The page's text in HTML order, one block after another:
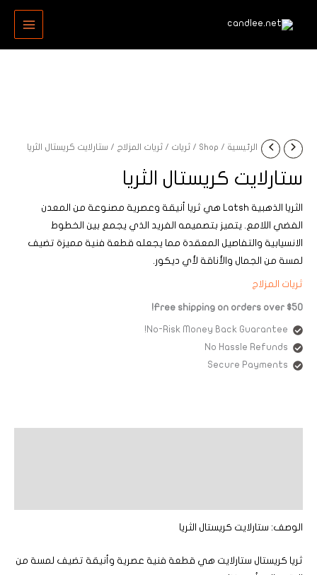
MAIN
MENU
الرئيسية /
Shop
/ثريات /ثريات المزلاج / ستارلايت كريستال الثريا
ستارلايت كريستال الثريا
الثريا الذهبية Latsh هي ثريا أنيقة وعصرية مصنوعة من المعدن
الفضي اللامع. يتميز بتصميمه الفريد الذي يجمع بين الخطوط
الانسيابية والتفاصيل المعقدة مما يجعله قطعة فنية مميزة تضيف
لمسة من الجمال والأناقة لأي ديكور.
ثريات المزلاج
Free shipping on orders over $50!
No-Risk Money Back Guarantee!
No Hassle Refunds
Secure Payments
الوصف: ستارلايت كريستال الثريا
ثريا كريستال ستارلايت هي قطعة فنية عصرية وأنيقة تضيف لمسة من